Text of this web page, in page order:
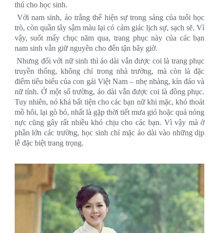
thú cho học sinh.
Với nam sinh, áo trắng thể hiện sự trong sáng của tuổi học
trò, còn quần tây sậm màu lại có cảm giác lịch sự, sạch sẽ. Vì
vậy, suốt mấy chục năm qua, trang phục này của các bạn
nam sinh vẫn giữ nguyên cho đến tận bây giờ.
Nhưng đối với nữ sinh thì áo dài vẫn được coi là trang phục
truyền thống, không chỉ trong nhà trường, mà còn là đặc
điểm tiêu biểu của con gái Việt Nam – nhẹ nhàng, kín đáo và
nữ tính. Ở một số trường, áo dài vẫn được coi là đồng phục.
Tuy nhiên, nó khá bất tiện cho các bạn nữ khi mặc, khó thoát
mồ hôi, lại gò bó, nhất là gặp thời tiết mưa gió hoặc quá nóng
nực cũng gây rất nhiều khó chịu cho các bạn. Vì vậy mà ở
phần lớn các trường, học sinh chỉ mặc áo dài vào những dịp
lễ đặc biệt trang trọng.